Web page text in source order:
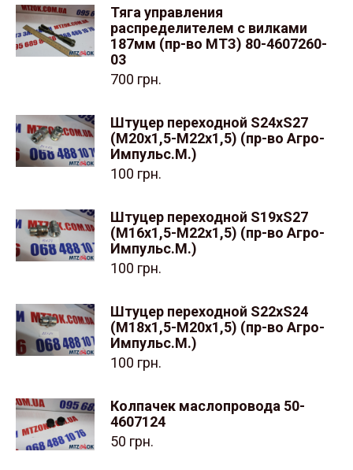
Тяга управления
распределителем с вилками
187мм (пр-во МТЗ) 80-4607260-
03
700 грн.
Штуцер переходной S24хS27
(М20x1,5-М22x1,5) (пр-во Агро-
Импульс.М.)
100 грн.
Штуцер переходной S19хS27
(М16x1,5-М22x1,5) (пр-во Агро-
Импульс.М.)
100 грн.
Штуцер переходной S22хS24
(М18x1,5-М20x1,5) (пр-во Агро-
Импульс.М.)
100 грн.
Колпачек маслопровода 50-
4607124
50 грн.